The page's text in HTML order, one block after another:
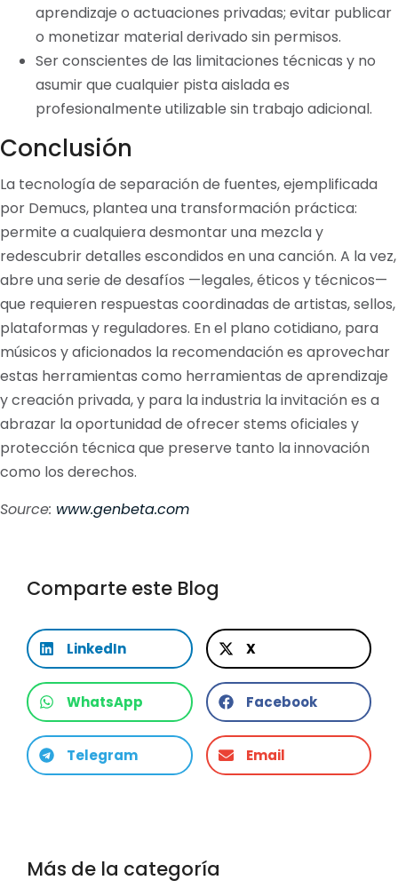
aprendizaje o actuaciones privadas; evitar publicar
o monetizar material derivado sin permisos.
Ser conscientes de las limitaciones técnicas y no
asumir que cualquier pista aislada es
profesionalmente utilizable sin trabajo adicional.
Conclusión
La tecnología de separación de fuentes, ejemplificada
por Demucs, plantea una transformación práctica:
permite a cualquiera desmontar una mezcla y
redescubrir detalles escondidos en una canción. A la vez,
abre una serie de desafíos —legales, éticos y técnicos—
que requieren respuestas coordinadas de artistas, sellos,
plataformas y reguladores. En el plano cotidiano, para
músicos y aficionados la recomendación es aprovechar
estas herramientas como herramientas de aprendizaje
y creación privada, y para la industria la invitación es a
abrazar la oportunidad de ofrecer stems oficiales y
protección técnica que preserve tanto la innovación
como los derechos.
Source: www.genbeta.com
Comparte este Blog
LinkedIn X
WhatsApp Facebook
Telegram Email
Más de la categoría